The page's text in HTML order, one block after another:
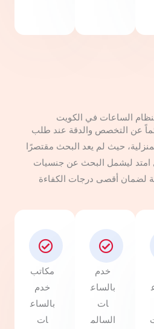
الساعات في الكويت
عن التخصص والدقة عند طلب
حيث لم يعد البحث مقتصرًا
امتد ليشمل البحث عن جنسيات
مكاتب
خدم
بالساع
ات
خدم
بالساع
ات
السالم